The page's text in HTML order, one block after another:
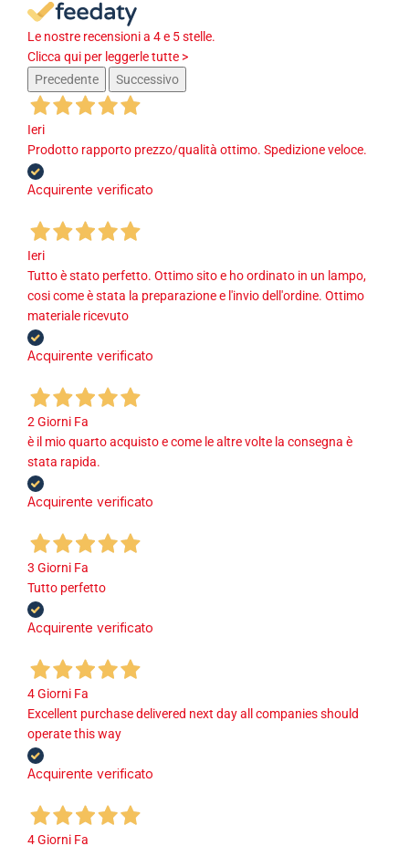
Le nostre recensioni a 4 e 5 stelle.
Clicca qui per leggerle tutte >
Precedente
Successivo
Ieri
Prodotto rapporto prezzo/qualità ottimo. Spedizione veloce.
Acquirente verificato
Ieri
Tutto è stato perfetto. Ottimo sito e ho ordinato in un lampo,
cosi come è stata la preparazione e l'invio dell'ordine. Ottimo
materiale ricevuto
Acquirente verificato
2 Giorni Fa
è il mio quarto acquisto e come le altre volte la consegna è
stata rapida.
Acquirente verificato
3 Giorni Fa
Tutto perfetto
Acquirente verificato
4 Giorni Fa
Excellent purchase delivered next day all companies should
operate this way
Acquirente verificato
4 Giorni Fa